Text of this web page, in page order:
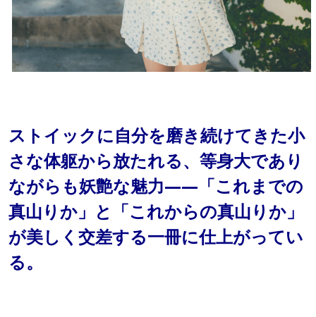
ストイックに自分を磨き続けてきた小
さな体躯から放たれる、等身大であり
ながらも妖艶な魅力——「これまでの
真山りか」と「これからの真山りか」
が美しく交差する一冊に仕上がってい
る。